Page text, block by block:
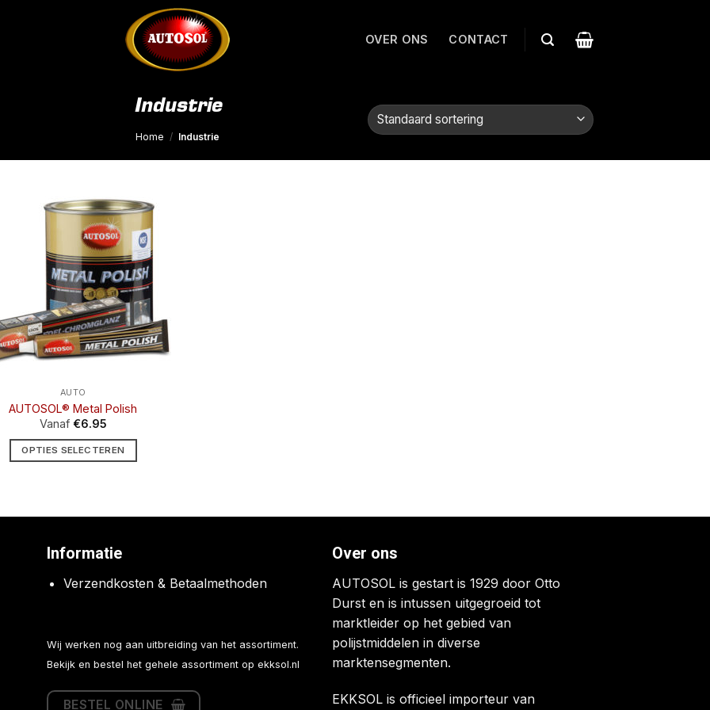
OVER ONS CONTACT
Industrie
Home / Industrie
Toevoegen
aan
wenslijst
AUTO
AUTOSOL® Metal Polish
Vanaf €6.95
OPTIES SELECTEREN
Deze
optie
op
de
productpagina
Informatie
Verzendkosten & Betaalmethoden
Wij werken nog aan uitbreiding van het assortiment.
Bekijk en bestel het gehele assortiment op ekksol.nl
BESTEL ONLINE
Over ons
AUTOSOL is gestart is 1929 door Otto
Durst en is intussen uitgegroeid tot
marktleider op het gebied van
polijstmiddelen in diverse
marktensegmenten.
EKKSOL is officieel importeur van